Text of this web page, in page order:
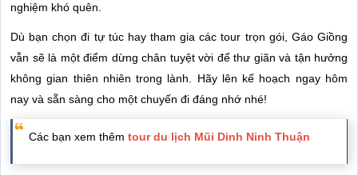
nghiệm khó quên.
Dù bạn chọn đi tự túc hay tham gia các tour trọn gói, Gáo Giồng
vẫn sẽ là một điểm dừng chân tuyệt vời để thư giãn và tận hưởng
không gian thiên nhiên trong lành. Hãy lên kế hoạch ngay hôm
nay và sẵn sàng cho một chuyến đi đáng nhớ nhé!
Các bạn xem thêm tour du lịch Mũi Dinh Ninh Thuận